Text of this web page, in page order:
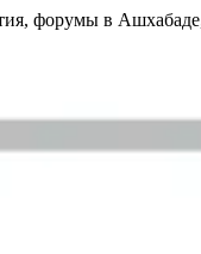
форумы в